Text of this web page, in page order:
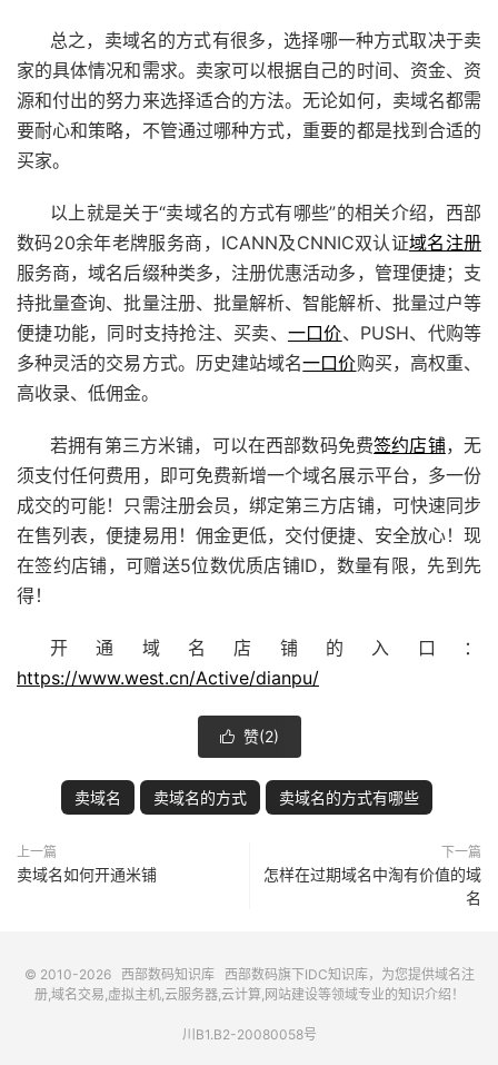
总之，卖域名的方式有很多，选择哪一种方式取决于卖
家的具体情况和需求。卖家可以根据自己的时间、资金、资
源和付出的努力来选择适合的方法。无论如何，卖域名都需
要耐心和策略，不管通过哪种方式，重要的都是找到合适的
买家。
以上就是关于“卖域名的方式有哪些”的相关介绍， 西部
数码20余年老牌服务商，ICANN及CNNIC双认证域名注册
服务商，域名后缀种类多，注册优惠活动多，管理便捷；支
持批量查询、批量注册、批量解析、智能解析、批量过户等
便捷功能，同时支持抢注、买卖、 一口价、PUSH、代购等
多种灵活的交易方式。历史建站域名一口价购买，高权重、
高收录、低佣金。
若拥有第三方米铺，可以在西部数码免费签约店铺，无
须支付任何费用，即可免费新增一个域名展示平台，多一份
成交的可能！只需注册会员，绑定第三方店铺，可快速同步
在售列表，便捷易用！佣金更低，交付便捷、安全放心！现
在签约店铺，可赠送5位数优质店铺ID，数量有限，先到先
得！
开通域名店铺的入口：
https://www.west.cn/Active/dianpu/
 赞(2)
卖域名 卖域名的方式 卖域名的方式有哪些
上一篇
卖域名如何开通米铺
下一篇
怎样在过期域名中淘有价值的域
名
© 2010-2026 西部数码知识库 西部数码旗下IDC知识库，为您提供域名注
册,域名交易,虚拟主机,云服务器,云计算,网站建设等领域专业的知识介绍！
川B1.B2-20080058号